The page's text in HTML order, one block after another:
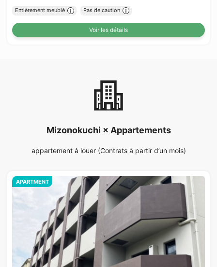
Entièrement meublé Pas de caution
Voir les détails
Mizonokuchi × Appartements
appartement à louer (Contrats à partir d’un mois)
APARTMENT